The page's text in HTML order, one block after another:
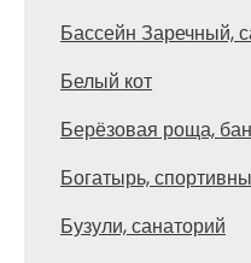
Бассейн Заречный,
Белый кот
Берёзовая роща,
Богатырь,
Бузули, санаторий